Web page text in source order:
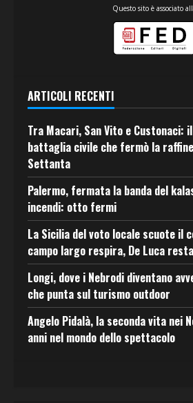
Questo sito è associato
ARTICOLI RECENTI
Tra Macari, San Vito e Custonaci:
battaglia civile che fermò la
Settanta
Palermo, fermata la banda del
incendi: otto fermi
La Sicilia del voto locale scuote il
campo largo respira, De Luca
Longi, dove i Nebrodi diventano
che punta sul turismo outdoor
Angelo Pidalà, la seconda vita nei
anni nel mondo dello spettacolo